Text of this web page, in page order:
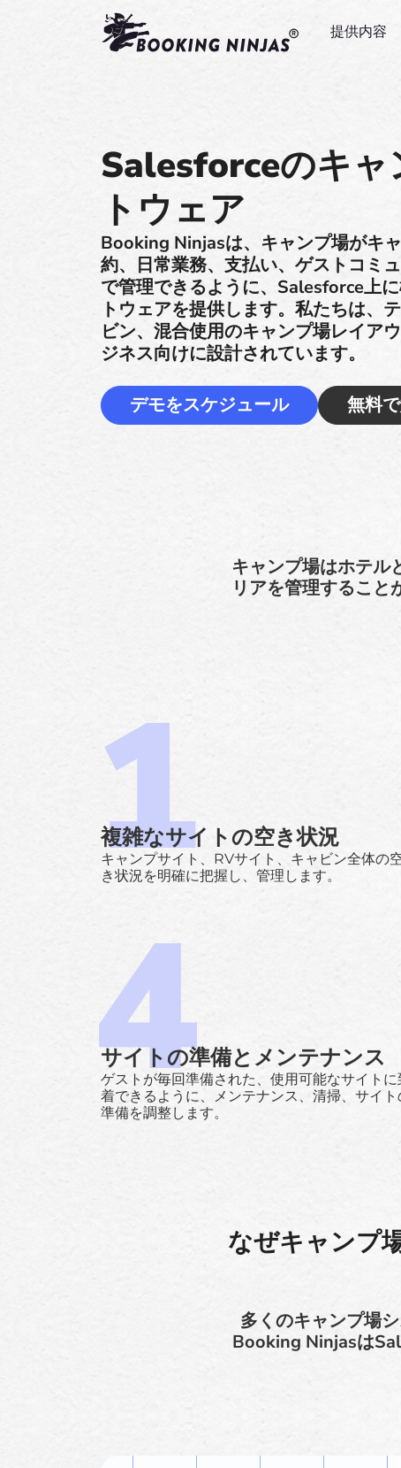
提供内容
Salesforceのキャ
トウェア
Booking Ninjasは、キャンプ場がキ
約、日常業務、支払い、ゲストコミ
で管理できるように、Salesforce上
トウェアを提供します。私たちは、
ビン、混合使用のキャンプ場レイア
ジネス向けに設計されています。
デモをスケジュール 無料
キャンプ場はホテル
リアを管理すること
複雑なサイトの空き状況
キャンプサイト、RVサイト、キャビン全体の
き状況を明確に把握し、管理します。
サイトの準備とメンテナンス
ゲストが毎回準備された、使用可能なサイトに
着できるように、メンテナンス、清掃、サイト
準備を調整します。
なぜキャンプ
多くのキャンプ場
Booking Ninjasは